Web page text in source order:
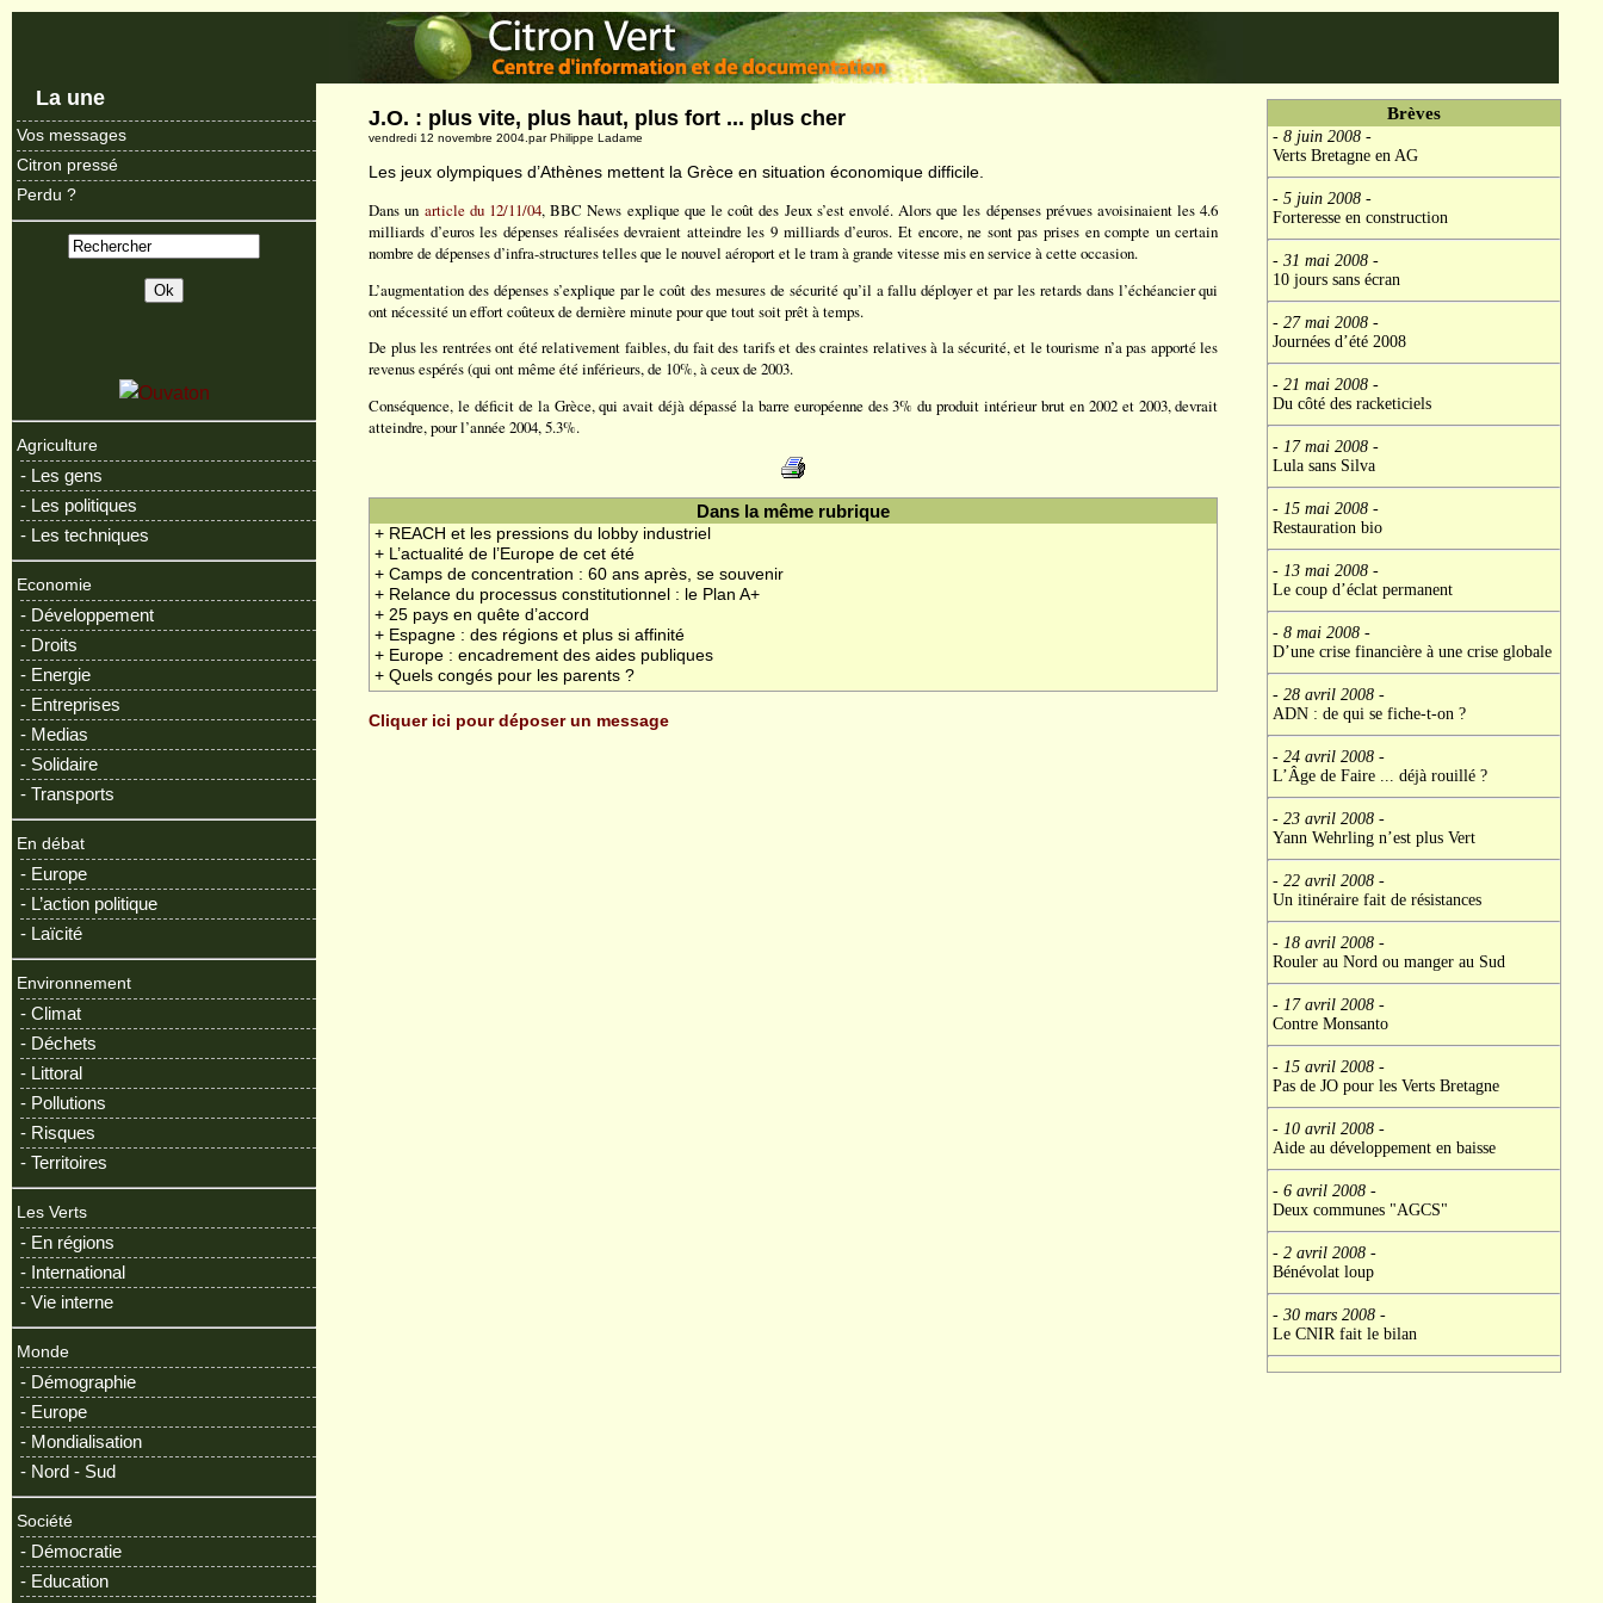
La une
Vos messages
Citron pressé
Perdu ?
Agriculture
- Les gens
- Les politiques
- Les techniques
Economie
- Développement
- Droits
- Energie
- Entreprises
- Medias
- Solidaire
- Transports
En débat
- Europe
- L’action politique
- Laïcité
Environnement
- Climat
- Déchets
- Littoral
- Pollutions
- Risques
- Territoires
Les Verts
- En régions
- International
- Vie interne
Monde
- Démographie
- Europe
- Mondialisation
- Nord - Sud
Société
- Démocratie
- Education
J.O. : plus vite, plus haut, plus fort ... plus cher
vendredi 12 novembre 2004.par Philippe Ladame
Les jeux olympiques d’Athènes mettent la Grèce en situation économique difficile.
Dans un article du 12/11/04, BBC News explique que le coût des Jeux s’est envolé. Alors que les dépenses prévues avoisinaient les 4.6
milliards d’euros les dépenses réalisées devraient atteindre les 9 milliards d’euros. Et encore, ne sont pas prises en compte un certain
nombre de dépenses d’infra-structures telles que le nouvel aéroport et le tram à grande vitesse mis en service à cette occasion.
L’augmentation des dépenses s’explique par le coût des mesures de sécurité qu’il a fallu déployer et par les retards dans l’échéancier qui
ont nécessité un effort coûteux de dernière minute pour que tout soit prêt à temps.
De plus les rentrées ont été relativement faibles, du fait des tarifs et des craintes relatives à la sécurité, et le tourisme n’a pas apporté les
revenus espérés (qui ont même été inférieurs, de 10%, à ceux de 2003.
Conséquence, le déficit de la Grèce, qui avait déjà dépassé la barre européenne des 3% du produit intérieur brut en 2002 et 2003, devrait
atteindre, pour l’année 2004, 5.3%.
Dans la même rubrique
+ REACH et les pressions du lobby industriel
+ L’actualité de l’Europe de cet été
+ Camps de concentration : 60 ans après, se souvenir
+ Relance du processus constitutionnel : le Plan A+
+ 25 pays en quête d’accord
+ Espagne : des régions et plus si affinité
+ Europe : encadrement des aides publiques
+ Quels congés pour les parents ?
Cliquer ici pour déposer un message
Brèves
- 8 juin 2008-
Verts Bretagne en AG
- 5 juin 2008-
Forteresse en construction
- 31 mai 2008-
10 jours sans écran
- 27 mai 2008-
Journées d’été 2008
- 21 mai 2008-
Du côté des racketiciels
- 17 mai 2008-
Lula sans Silva
- 15 mai 2008-
Restauration bio
- 13 mai 2008-
Le coup d’éclat permanent
- 8 mai 2008-
D’une crise financière à une crise globale
- 28 avril 2008-
ADN : de qui se fiche-t-on ?
- 24 avril 2008-
L’Âge de Faire ... déjà rouillé ?
- 23 avril 2008-
Yann Wehrling n’est plus Vert
- 22 avril 2008-
Un itinéraire fait de résistances
- 18 avril 2008-
Rouler au Nord ou manger au Sud
- 17 avril 2008-
Contre Monsanto
- 15 avril 2008-
Pas de JO pour les Verts Bretagne
- 10 avril 2008-
Aide au développement en baisse
- 6 avril 2008-
Deux communes "AGCS"
- 2 avril 2008-
Bénévolat loup
- 30 mars 2008-
Le CNIR fait le bilan